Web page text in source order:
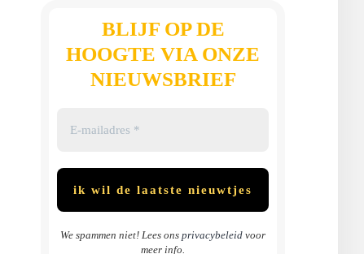
BLIJF OP DE
HOOGTE VIA ONZE
NIEUWSBRIEF
We spammen niet! Lees ons privacybeleid voor
meer info.